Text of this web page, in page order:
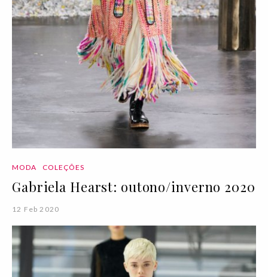
MODA COLEÇÕES
Gabriela Hearst: outono/inverno 2020
12 Feb 2020